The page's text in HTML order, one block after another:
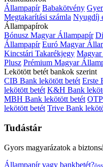
Állampapír Babakötvény
Megtakarítási számla Nyugdíj
Állampapírok
Bónusz Magyar Állampapír
Állampapír Euró Magyar
Kincstári Takarékjegy
Plusz Prémium Magyar
Lekötött betét bankok szerint
CIB Bank lekötött betét Erste
lekötött betét K&H Bank
MBH Bank lekötött betét
lekötött betét Trive Bank
Tudástár
Gyors magyarázatok a
Állampapír vagy bankbetét?